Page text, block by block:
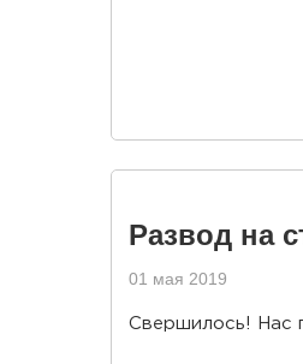
Развод на
01 мая 2019
Свершилось! Нас